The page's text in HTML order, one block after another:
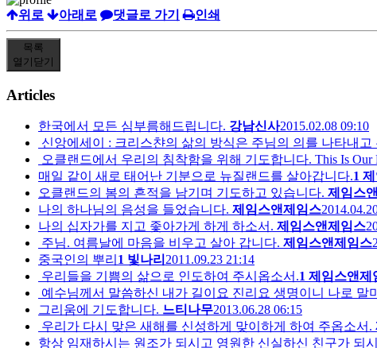
위로 아래로 댓글로 가기 인쇄
목록
열기 닫기
Articles
한국에서 모든 심부름해드립니다. 강남신사2015.02.08 09:10
신앙에세이 : 크리스챤의 삶의 방식은 주님의 의를 나타내
오클랜드에서 우리의 침착함을 위해 기도합니다. This Is Our
매일 같이 새로 태어난 기분으로 뉴질랜드를 살아갑니다.1
오클랜드의 봄의 흔적을 남기며 기도하고 있습니다. 제임스
나의 하나님의 음성을 들었습니다. 제임스앤제임스
나의 십자가를 지고 좇아가게 하게 하소서. 제임스앤제임스
주님. 여름날에 마음을 비우고 살아 갑니다. 제임스앤제임스
중국인의 뿌리 1 빛나리 2011.09.23 21:14
우리들을 기쁨의 삶으로 인도하여 주시옵소서.1 제임스앤제
예수님께서 말씀하신 내가 길이요 진리요 생명이니 나로 말
그리움에 기도합니다. 느티나무2013.06.28 06:15
우리가 다시 맞은 새해를 신성하게 맞이하게 하여 주옵소서.
항상 임재하시는 원조가 되시고 영원한 신실하신 친구가 되